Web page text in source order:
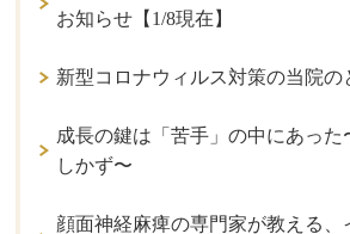
お知らせ【1/8現在】
新型コロナウィルス対策の当院の
成長の鍵は「苦手」の中にあった
しかず〜
顔面神経麻痺の専門家が教える、